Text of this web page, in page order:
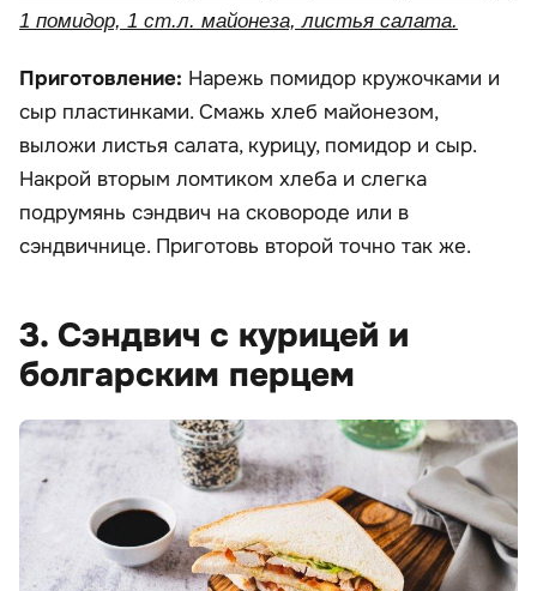
1 помидор, 1 ст.л. майонеза, листья салата.
Приготовление: Нарежь помидор кружочками и
сыр пластинками. Смажь хлеб майонезом,
выложи листья салата, курицу, помидор и сыр.
Накрой вторым ломтиком хлеба и слегка
подрумянь сэндвич на сковороде или в
сэндвичнице. Приготовь второй точно так же.
3. Сэндвич с курицей и
болгарским перцем